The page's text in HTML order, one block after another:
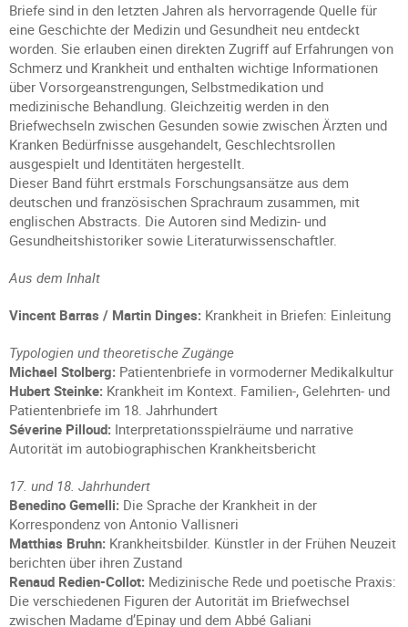
Briefe sind in den letzten Jahren als hervorragende Quelle für
eine Geschichte der Medizin und Gesundheit neu entdeckt
worden. Sie erlauben einen direkten Zugriff auf Erfahrungen von
Schmerz und Krankheit und enthalten wichtige Informationen
über Vorsorgeanstrengungen, Selbstmedikation und
medizinische Behandlung. Gleichzeitig werden in den
Briefwechseln zwischen Gesunden sowie zwischen Ärzten und
Kranken Bedürfnisse ausgehandelt, Geschlechtsrollen
ausgespielt und Identitäten hergestellt.
Dieser Band führt erstmals Forschungsansätze aus dem
deutschen und französischen Sprachraum zusammen, mit
englischen Abstracts. Die Autoren sind Medizin- und
Gesundheitshistoriker sowie Literaturwissenschaftler.
Aus dem Inhalt
Vincent Barras / Martin Dinges: Krankheit in Briefen: Einleitung
Typologien und theoretische Zugänge
Michael Stolberg: Patientenbriefe in vormoderner Medikalkultur
Hubert Steinke: Krankheit im Kontext. Familien-, Gelehrten- und
Patientenbriefe im 18. Jahrhundert
Séverine Pilloud: Interpretationsspielräume und narrative
Autorität im autobiographischen Krankheitsbericht
17. und 18. Jahrhundert
Benedino Gemelli: Die Sprache der Krankheit in der
Korrespondenz von Antonio Vallisneri
Matthias Bruhn: Krankheitsbilder. Künstler in der Frühen Neuzeit
berichten über ihren Zustand
Renaud Redien-Collot: Medizinische Rede und poetische Praxis:
Die verschiedenen Figuren der Autorität im Briefwechsel
zwischen Madame d’Epinay und dem Abbé Galiani